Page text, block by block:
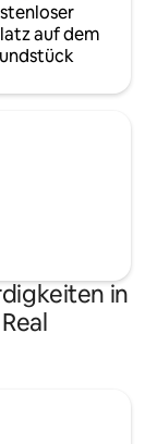
auf dem
in